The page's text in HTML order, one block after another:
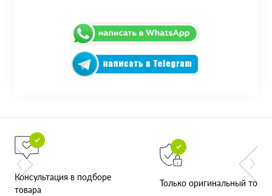
Консультация в подборе
товара
Только оригинальный товар